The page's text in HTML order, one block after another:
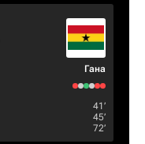
Гана
41‎’‎
45‎’‎
72‎’‎